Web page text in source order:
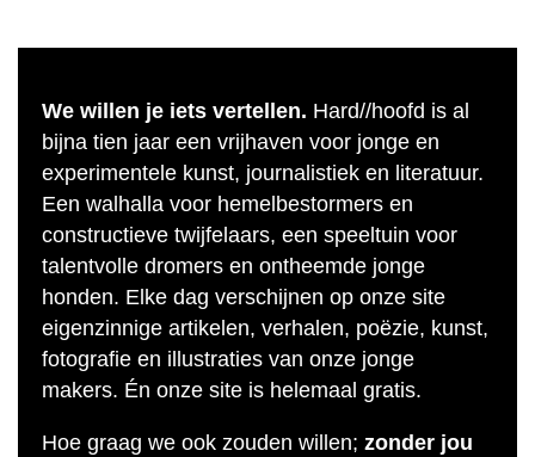
We willen je iets vertellen. Hard//hoofd is al
bijna tien jaar een vrijhaven voor jonge en
experimentele kunst, journalistiek en literatuur.
Een walhalla voor hemelbestormers en
constructieve twijfelaars, een speeltuin voor
talentvolle dromers en ontheemde jonge
honden. Elke dag verschijnen op onze site
eigenzinnige artikelen, verhalen, poëzie, kunst,
fotografie en illustraties van onze jonge
makers. Én onze site is helemaal gratis.
Hoe graag we ook zouden willen; zonder jou